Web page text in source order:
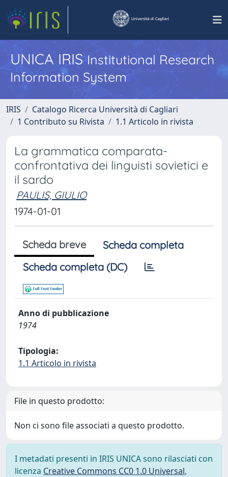
UNICA IRISInstitutional Research
Information System
IRIS
Catalogo Ricerca Università di Cagliari
1 Contributo su Rivista
1.1 Articolo in rivista
La grammatica comparata-
confrontativa dei linguisti sovietici e
il sardo
PAULIS, GIULIO
1974-01-01
Scheda breve
Scheda completa
Scheda completa (DC)
Anno di pubblicazione
1974
Tipologia:
1.1 Articolo in rivista
File in questo prodotto:
Non ci sono file associati a questo prodotto.
I metadati presenti in IRIS UNICA sono rilasciati con
licenza Creative Commons CC0 1.0 Universal,